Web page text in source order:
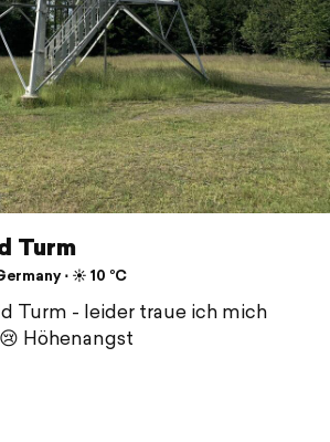
Turm
⋅ ☀️ 10 °C
Turm - leider traue ich mich
Höhenangst